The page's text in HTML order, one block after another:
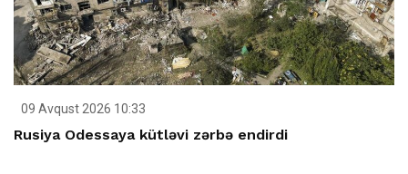
09 Avqust 2026 10:33
Rusiya Odessaya kütləvi zərbə endirdi